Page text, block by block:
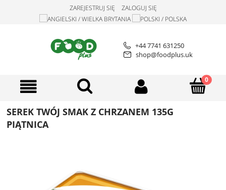
ZAREJESTRUJ SIĘ ZALOGUJ SIĘ
+44 7741 631250
shop@foodplus.uk
SEREK TWÓJ SMAK Z CHRZANEM 135G
PIĄTNICA